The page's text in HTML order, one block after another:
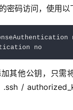
密码访问，使用以
no
其他公钥，只需
/